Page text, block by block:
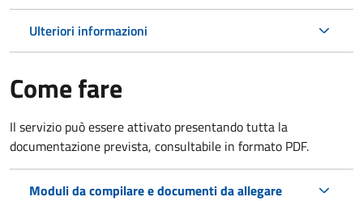
Ulteriori informazioni
Come fare
Il servizio può essere attivato presentando tutta la
documentazione prevista, consultabile in formato PDF.
Moduli da compilare e documenti da allegare